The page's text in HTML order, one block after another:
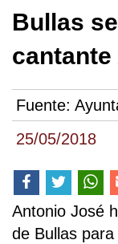
25/05/2018
Bullas
Fuente:
Antonio José
de Bullas